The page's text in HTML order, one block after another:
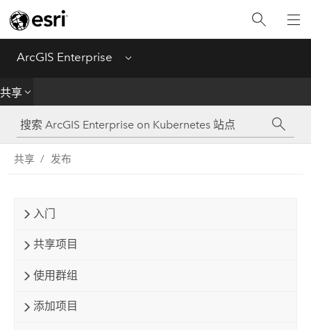
ArcGIS Enterprise Menu
共享
简介
部署
创建
分析
共享 发布
入门
共享项目
使用群组
添加项目